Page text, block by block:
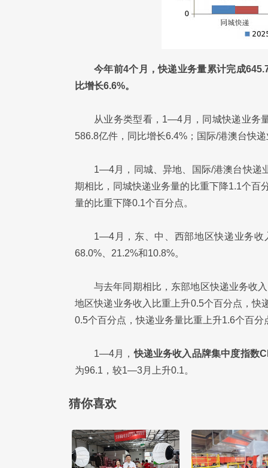
今年前4个月，快递业务量累计完成
比增长6.6%。
从业务类型看，1—4月，同城快递业务
586.8亿件，同比增长6.4%；国际/港澳台快
1—4月，同城、异地、国际/港澳台快递
期相比，同城快递业务量的比重下降1.1个百
量的比重下降0.1个百分点。
1—4月，东、中、西部地区快递业务收
68.0%、21.2%和10.8%。
与去年同期相比，东部地区快递业务收
地区快递业务收入比重上升0.5个百分点，快
0.5个百分点，快递业务量比重上升1.6个百分
1—4月，快递业务收入品牌集中度指数
为96.1，较1—3月上升0.1。
猜你喜欢